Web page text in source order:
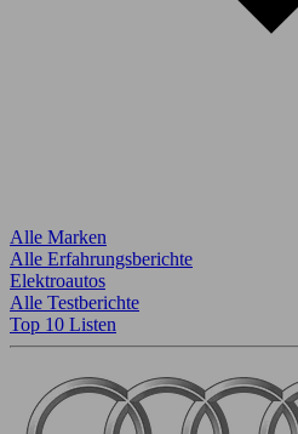
Alle Marken
Alle Erfahrungsberichte
Elektroautos
Alle Testberichte
Top 10 Listen